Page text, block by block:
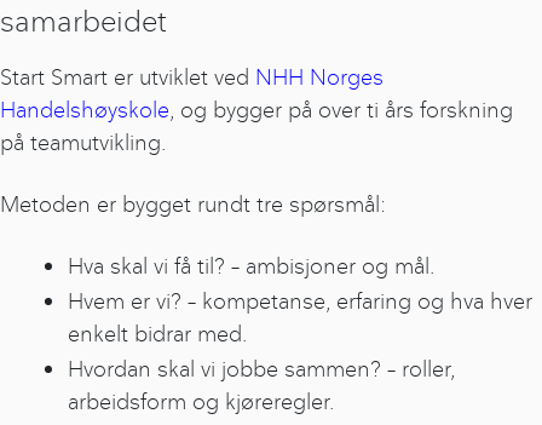
samarbeidet
Start Smart er utviklet ved NHH Norges
Handelshøyskole, og bygger på over ti års forskning
på teamutvikling.
Metoden er bygget rundt tre spørsmål:
Hva skal vi få til? – ambisjoner og mål.
Hvem er vi? – kompetanse, erfaring og hva hver
enkelt bidrar med.
Hvordan skal vi jobbe sammen? – roller,
arbeidsform og kjøreregler.